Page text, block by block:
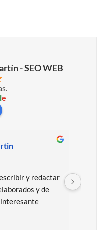
- SEO WEB
.
le
y redactar
y de
interesante